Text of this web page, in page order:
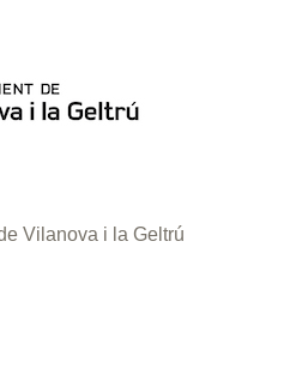
Vilanova i la Geltrú